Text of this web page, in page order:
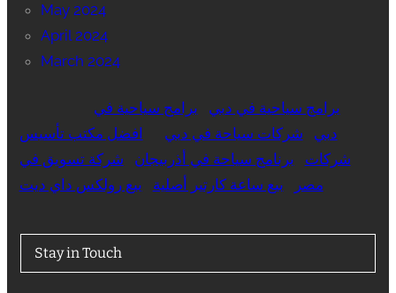
May 2024
April 2024
March 2024
برامج سياحية في دبي
برامج سياحية في
دبي
شركات سياحة في دبي
افضل مكتب تأسيس
شركات
برنامج سياحة في أذربيجان
شركة تسويق في
مصر
بيع ساعة كارتير أصلية بيع رولكس داي ديت
Stay in Touch